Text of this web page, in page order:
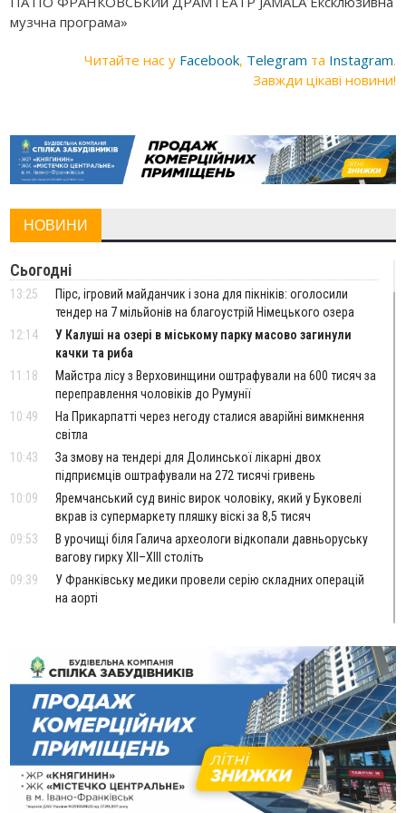
Читайте нас у Facebook, Telegram та Instagram.
Завжди цікаві новини!
НОВИНИ
Сьогодні
13:25
Пірс, ігровий майданчик і зона для пікніків: оголосили
тендер на 7 мільйонів на благоустрій Німецького озера
12:14
У Калуші на озері в міському парку масово загинули
качки та риба
11:18
Майстра лісу з Верховинщини оштрафували на 600 тисяч за
переправлення чоловіків до Румунії
10:49
На Прикарпатті через негоду сталися аварійні вимкнення
світла
10:43
За змову на тендері для Долинської лікарні двох
підприємців оштрафували на 272 тисячі гривень
10:09
Яремчанський суд виніс вирок чоловіку, який у Буковелі
вкрав із супермаркету пляшку віскі за 8,5 тисяч
09:53
В урочищі біля Галича археологи відкопали давньоруську
вагову гирку XII–XIII століть
09:39
У Франківську медики провели серію складних операцій
на аорті
22:22
У Богородчанах на "зебрі" водій Audi наїхав на
хлопчика з велосипедом
21:01
Загальна площа всіх книгарень України - трохи більше ніж 6
футбольних полів
20:47
На "зебрі" у Франківську два мотоциклісти збили жінку
18:55
Прикарпаття серед лідерів за будівництвом новобудов і
рекордсмен за зростанням цін на житло
16:48
ВІДЕО Де безпечно купатися на Прикарпатті?